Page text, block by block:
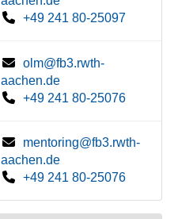
+49 241 80-25097
olm@fb3.rwth-
aachen.de
+49 241 80-25076
mentoring@fb3.rwth-
aachen.de
+49 241 80-25076